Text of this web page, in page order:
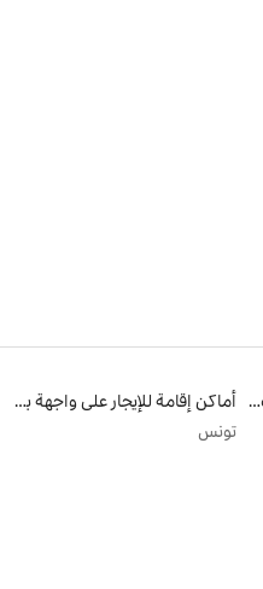
مساكن للإيجار مناسبة لاصطحاب الحيوانات الأليفة
أماكن إقامة للإيجار على واجهة بحرية
تونس